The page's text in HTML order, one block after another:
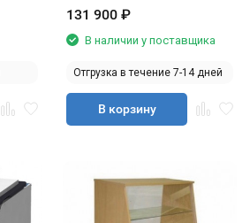
131 900 ₽
В наличии у поставщика
Отгрузка в течение 7-14 дней
В корзину